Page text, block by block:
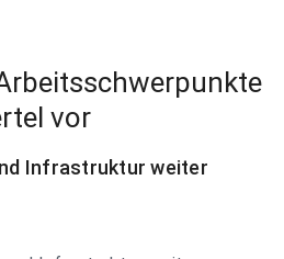
vor
Infrastruktur weiter